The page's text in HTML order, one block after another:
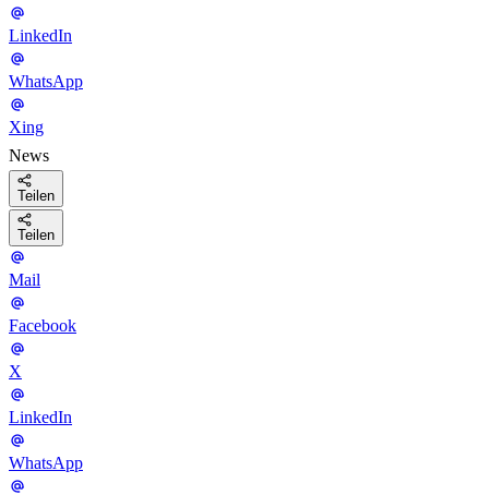
LinkedIn
WhatsApp
Xing
News
Teilen
Teilen
Mail
Facebook
X
LinkedIn
WhatsApp